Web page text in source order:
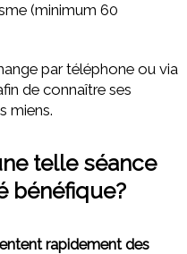
(minimum 60
par téléphone ou via
de connaître ses
miens.
telle séance
bénéfique?
rapidement des